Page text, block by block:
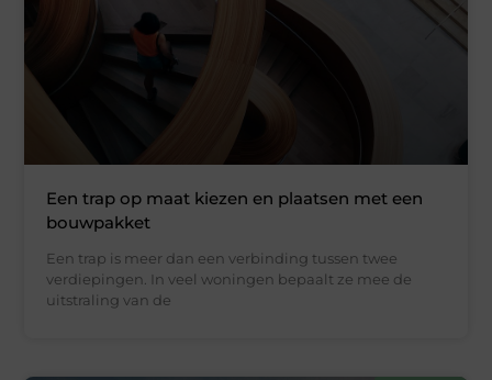
Een trap op maat kiezen en plaatsen met een
bouwpakket
Een trap is meer dan een verbinding tussen twee
verdiepingen. In veel woningen bepaalt ze mee de
uitstraling van de